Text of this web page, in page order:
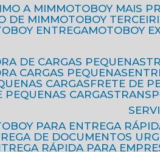
A MIM
MOTOBOY MAIS
DE MIM
MOTOBOY
ENTREGA
MOTOBOY
DE CARGAS PEQUENAS
CARGAS PEQUENAS
CARGAS
FRETE DE
PEQUENAS CARGAS
PARA ENTREGA
DE DOCUMENTOS
RÁPIDA PARA